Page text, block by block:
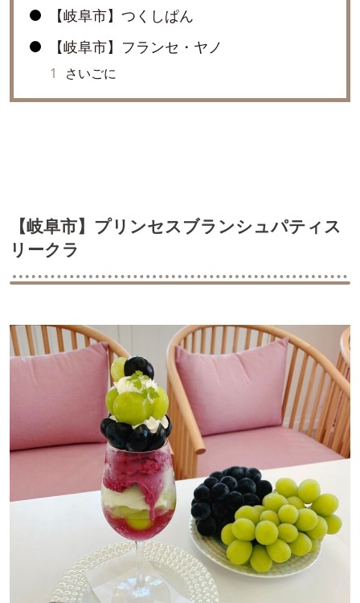
【岐阜市】つくしぱん
【岐阜市】フランセ・ヤノ
さいごに
【岐阜市】プリンセスブランシュパティス
リークラ